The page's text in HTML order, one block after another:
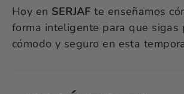
Hoy en SERJAFte enseñamos
forma inteligente para que sigas
cómodo y seguro en esta